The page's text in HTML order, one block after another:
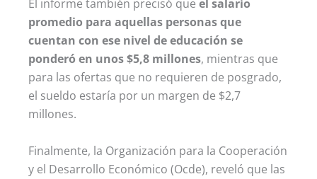
El informe también precisó que el salario
promedio para aquellas personas que
cuentan con ese nivel de educación se
ponderó en unos $5,8 millones, mientras que
para las ofertas que no requieren de posgrado,
el sueldo estaría por un margen de $2,7
millones.
Finalmente, la Organización para la Cooperación
y el Desarrollo Económico (Ocde), reveló que las